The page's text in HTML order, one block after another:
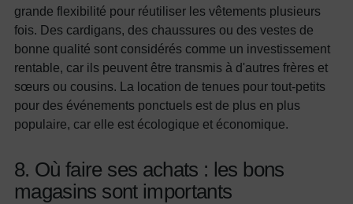
grande flexibilité pour réutiliser les vêtements plusieurs
fois. Des cardigans, des chaussures ou des vestes de
bonne qualité sont considérés comme un investissement
rentable, car ils peuvent être transmis à d'autres frères et
sœurs ou cousins. La location de tenues pour tout-petits
pour des événements ponctuels est de plus en plus
populaire, car elle est écologique et économique.
8. Où faire ses achats : les bons
magasins sont importants